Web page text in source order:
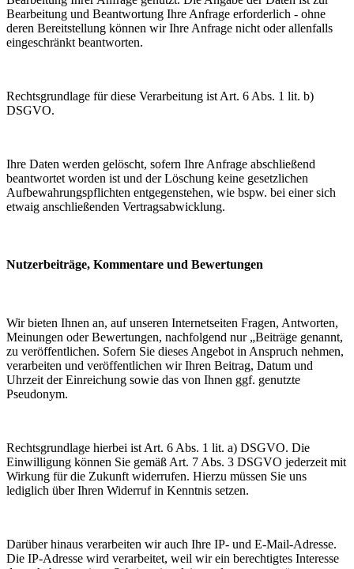
Bearbeitung und Beantwortung Ihre Anfrage erforderlich - ohne
deren Bereitstellung können wir Ihre Anfrage nicht oder allenfalls
eingeschränkt beantworten.
Rechtsgrundlage für diese Verarbeitung ist Art. 6 Abs. 1 lit. b)
DSGVO.
Ihre Daten werden gelöscht, sofern Ihre Anfrage abschließend
beantwortet worden ist und der Löschung keine gesetzlichen
Aufbewahrungspflichten entgegenstehen, wie bspw. bei einer sich
etwaig anschließenden Vertragsabwicklung.
Nutzerbeiträge, Kommentare und Bewertungen
Wir bieten Ihnen an, auf unseren Internetseiten Fragen, Antworten,
Meinungen oder Bewertungen, nachfolgend nur „Beiträge genannt,
zu veröffentlichen. Sofern Sie dieses Angebot in Anspruch nehmen,
verarbeiten und veröffentlichen wir Ihren Beitrag, Datum und
Uhrzeit der Einreichung sowie das von Ihnen ggf. genutzte
Pseudonym.
Rechtsgrundlage hierbei ist Art. 6 Abs. 1 lit. a) DSGVO. Die
Einwilligung können Sie gemäß Art. 7 Abs. 3 DSGVO jederzeit mit
Wirkung für die Zukunft widerrufen. Hierzu müssen Sie uns
lediglich über Ihren Widerruf in Kenntnis setzen.
Darüber hinaus verarbeiten wir auch Ihre IP- und E-Mail-Adresse.
Die IP-Adresse wird verarbeitet, weil wir ein berechtigtes Interesse